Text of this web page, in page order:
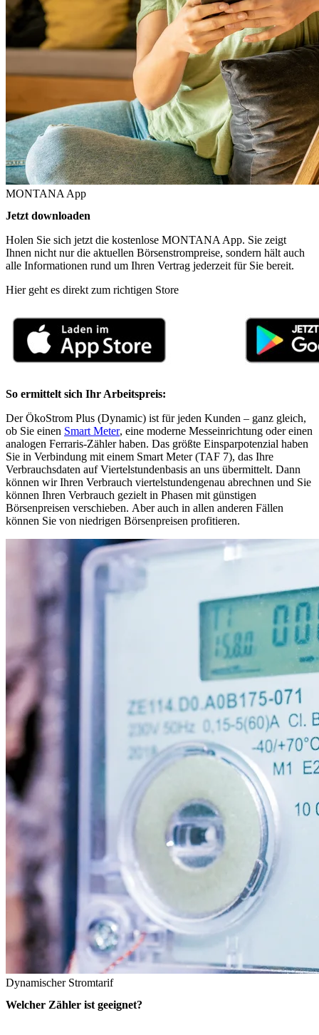
MONTANA App
Jetzt downloaden
Holen Sie sich jetzt die kostenlose MONTANA App. Sie zeigt
Ihnen nicht nur die aktuellen Börsenstrompreise, sondern hält auch
alle Informationen rund um Ihren Vertrag jederzeit für Sie bereit.
Hier geht es direkt zum richtigen Store
So ermittelt sich Ihr Arbeitspreis:
Der ÖkoStrom Plus (Dynamic) ist für jeden Kunden – ganz gleich,
ob Sie einen Smart Meter, eine moderne Messeinrichtung oder einen
analogen Ferraris-Zähler haben. Das größte Einsparpotenzial haben
Sie in Verbindung mit einem Smart Meter (TAF 7), das Ihre
Verbrauchsdaten auf Viertelstundenbasis an uns übermittelt. Dann
können wir Ihren Verbrauch viertelstundengenau abrechnen und Sie
können Ihren Verbrauch gezielt in Phasen mit günstigen
Börsenpreisen verschieben. Aber auch in allen anderen Fällen
können Sie von niedrigen Börsenpreisen profitieren.
Dynamischer Stromtarif
Welcher Zähler ist geeignet?